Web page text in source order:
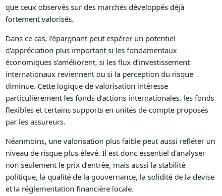
que ceux observés sur des marchés développés déjà
fortement valorisés.
Dans ce cas, l’épargnant peut espérer un potentiel
d’appréciation plus important si les fondamentaux
économiques s’améliorent, si les flux d’investissement
internationaux reviennent ou si la perception du risque
diminue. Cette logique de valorisation intéresse
particulièrement les fonds d’actions internationales, les fonds
flexibles et certains supports en unités de compte proposés
par les assureurs.
Néanmoins, une valorisation plus faible peut aussi refléter un
niveau de risque plus élevé. Il est donc essentiel d’analyser
non seulement le prix d’entrée, mais aussi la stabilité
politique, la qualité de la gouvernance, la solidité de la devise
et la réglementation financière locale.